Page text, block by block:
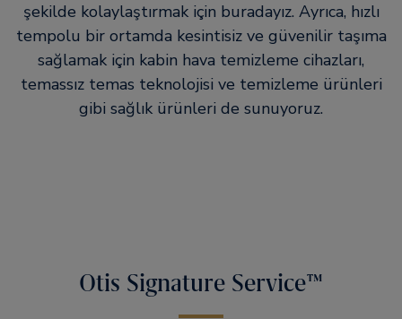
şekilde kolaylaştırmak için buradayız. Ayrıca, hızlı
tempolu bir ortamda kesintisiz ve güvenilir taşıma
sağlamak için kabin hava temizleme cihazları,
temassız temas teknolojisi ve temizleme ürünleri
gibi sağlık ürünleri de sunuyoruz.
Otis Signature Service™